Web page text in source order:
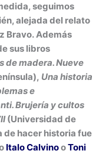
seguimos
alejada del relato
Bravo. Además
sus libros
de madera. Nueve
Una historia
e
Brujería y cultos
(Universidad de
de hacer historia fue
Italo CalvinooToni